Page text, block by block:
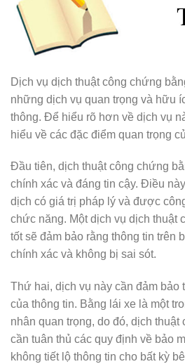
Dịch vụ dịch thuật công chứng
những dịch vụ quan trọng và hữu
thông. Để hiểu rõ hơn về dịch vụ
hiểu về các đặc điểm quan trọng
Đầu tiên, dịch thuật công chứng
chính xác và đáng tin cậy. Điều
dịch có giá trị pháp lý và được
chức năng. Một dịch vụ dịch thuật
tốt sẽ đảm bảo rằng thông tin trên
chính xác và không bị sai sót.
Thứ hai, dịch vụ này cần đảm bảo
của thông tin. Bằng lái xe là một
nhân quan trọng, do đó, dịch
cần tuân thủ các quy định về bảo
không tiết lộ thông tin cho bất kỳ